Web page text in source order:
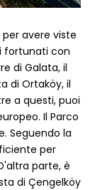
avere viste
fortunati con
di Galata, il
di Ortaköy, il
a questi, puoi
Il Parco
Seguendo la
per
parte, è
di Çengelköy